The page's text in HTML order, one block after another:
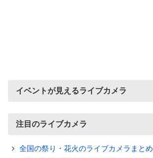
イベントが見えるライブカメラ
注目のライブカメラ
全国の祭り・花火のライブカメラまとめ